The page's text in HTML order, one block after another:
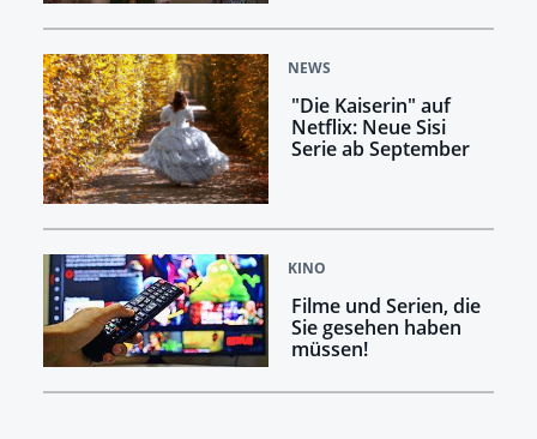
NEWS
"Die Kaiserin" auf
Netflix: Neue Sisi
Serie ab September
KINO
Filme und Serien, die
Sie gesehen haben
müssen!